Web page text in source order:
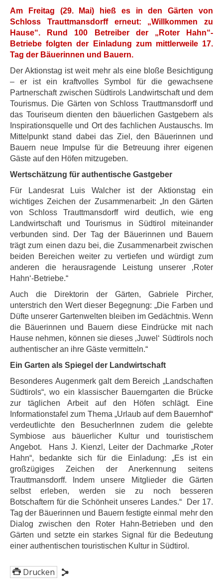
Am Freitag (29. Mai) hieß es in den Gärten von
Schloss Trauttmansdorff erneut: „Willkommen zu
Hause“. Rund 100 Betreiber der „Roter Hahn“-
Betriebe folgten der Einladung zum mittlerweile 17.
Tag der Bäuerinnen und Bauern.
Der Aktionstag ist weit mehr als eine bloße Besichtigung
– er ist ein kraftvolles Symbol für die gewachsene
Partnerschaft zwischen Südtirols Landwirtschaft und dem
Tourismus. Die Gärten von Schloss Trauttmansdorff und
das Touriseum dienten den bäuerlichen Gastgebern als
Inspirationsquelle und Ort des fachlichen Austauschs. Im
Mittelpunkt stand dabei das Ziel, den Bäuerinnen und
Bauern neue Impulse für die Betreuung ihrer eigenen
Gäste auf den Höfen mitzugeben.
Wertschätzung für authentische Gastgeber
Für Landesrat Luis Walcher ist der Aktionstag ein
wichtiges Zeichen der Zusammenarbeit: „In den Gärten
von Schloss Trauttmansdorff wird deutlich, wie eng
Landwirtschaft und Tourismus in Südtirol miteinander
verbunden sind. Der Tag der Bäuerinnen und Bauern
trägt zum einen dazu bei, die Zusammenarbeit zwischen
beiden Bereichen weiter zu vertiefen und würdigt zum
anderen die herausragende Leistung unserer ‚Roter
Hahn‘-Betriebe.“
Auch die Direktorin der Gärten, Gabriele Pircher,
unterstrich den Wert dieser Begegnung: „Die Farben und
Düfte unserer Gartenwelten bleiben im Gedächtnis. Wenn
die Bäuerinnen und Bauern diese Eindrücke mit nach
Hause nehmen, können sie dieses ‚Juwel‘ Südtirols noch
authentischer an ihre Gäste vermitteln.“
Ein Garten als Spiegel der Landwirtschaft
Besonderes Augenmerk galt dem Bereich „Landschaften
Südtirols“, wo ein klassischer Bauerngarten die Brücke
zur täglichen Arbeit auf den Höfen schlägt. Eine
Informationstafel zum Thema „Urlaub auf dem Bauernhof“
verdeutlichte den BesucherInnen zudem die gelebte
Symbiose aus bäuerlicher Kultur und touristischem
Angebot. Hans J. Kienzl, Leiter der Dachmarke „Roter
Hahn“, bedankte sich für die Einladung: „Es ist ein
großzügiges Zeichen der Anerkennung seitens
Trauttmansdorff. Indem unsere Mitglieder die Gärten
selbst erleben, werden sie zu noch besseren
Botschaftern für die Schönheit unseres Landes.“ Der 17.
Tag der Bäuerinnen und Bauern festigte einmal mehr den
Dialog zwischen den Roter Hahn-Betrieben und den
Gärten und setzte ein starkes Signal für die Bedeutung
einer authentischen touristischen Kultur in Südtirol.
Drucken